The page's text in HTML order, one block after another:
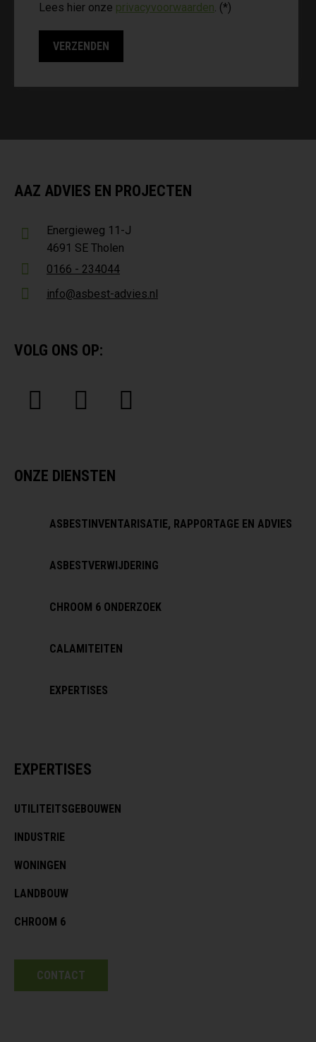
Lees hier onze privacyvoorwaarden. (*)
AAZ ADVIES EN PROJECTEN
Energieweg 11-J
4691 SE Tholen
0166 - 234044
info@asbest-advies.nl
VOLG ONS OP:
ONZE DIENSTEN
ASBESTINVENTARISATIE, RAPPORTAGE EN ADVIES
ASBESTVERWIJDERING
CHROOM 6 ONDERZOEK
CALAMITEITEN
EXPERTISES
EXPERTISES
UTILITEITSGEBOUWEN
INDUSTRIE
WONINGEN
LANDBOUW
CHROOM 6
CONTACT